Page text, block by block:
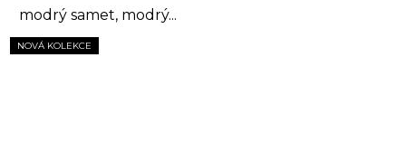
modrý samet, modrý...
NOVÁ KOLEKCE